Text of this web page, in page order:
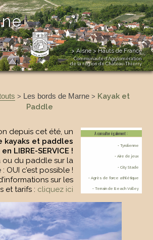
> Aisne > Hauts de France
Communauté d’Agglomération
de la région de Château-Thierry
> Les bords de Marne> Kayak et
Paddle
A consulter également :
• Tyrolienne
• Aire de jeux
• City Stade
• Agrès de force athlétique
• Terrain de Beach Volley
depuis cet été, un
kayaks et paddles
en LIBRE-SERVICE !
ou du paddle sur la
: OUI c’est possible !
sur les
et tarifs : cliquez ici